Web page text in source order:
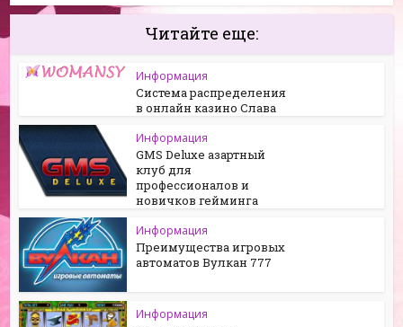
Читайте еще:
Информация
Система распределения
в онлайн казино Слава
Информация
GMS Deluxe азартный
клуб для
профессионалов и
новичков гейминга
Информация
Преимущества игровых
автоматов Вулкан 777
Информация